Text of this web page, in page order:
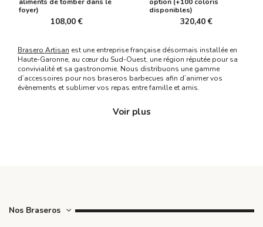
aliments de tomber dans le
foyer)
108,00 €
option (+100 coloris
disponibles)
320,40 €
Brasero Artisan est une entreprise française désormais installée en
Haute-Garonne, au cœur du Sud-Ouest, une région réputée pour sa
convivialité et sa gastronomie. Nous distribuons une gamme
d’accessoires pour nos braseros barbecues afin d’animer vos
évènements et sublimer vos repas entre famille et amis.
qualité de fabrication irréprochable et un haut niveau d’exigence sur
Voir plus
Nos Braseros